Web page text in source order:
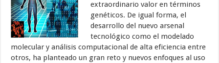
extraordinario valor en términos
genéticos. De igual forma, el
desarrollo del nuevo arsenal
tecnológico como el modelado
molecular y análisis computacional de alta eficiencia entre
otros, ha planteado un gran reto y nuevos enfoques al uso